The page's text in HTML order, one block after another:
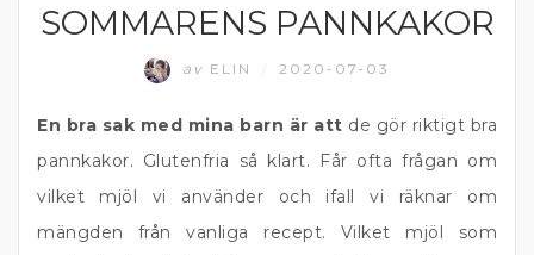
FRUKOST OCH MELLANMÅL
SOMMARENS PANNKAKOR
av ELIN 2020-07-03
En bra sak med mina barn är att de gör riktigt bra
pannkakor. Glutenfria så klart. Får ofta frågan om
vilket mjöl vi använder och ifall vi räknar om
mängden från vanliga recept. Vilket mjöl som